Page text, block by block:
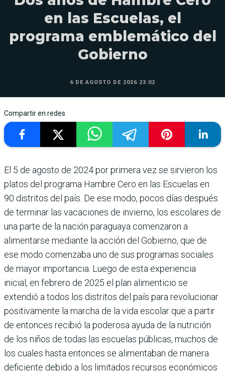
en las Escuelas, el
programa emblemático del
Gobierno
6 DE AGOSTO DE 2026 23:02
Compartir en redes
El 5 de agosto de 2024 por pri­mera vez se sirvieron los
pla­tos del programa Hambre Cero en las Escuelas en
90 distritos del país. De ese modo, pocos días después
de terminar las vacacio­nes de invierno, los escolares de
una parte de la nación paraguaya comenza­ron a
alimentarse mediante la acción del Gobierno, que de
ese modo comen­zaba uno de sus programas sociales
de mayor importancia. Luego de esta experiencia
inicial, en febrero de 2025 el plan alimenticio se
extendió a todos los distritos del país para revolucio­nar
positivamente la marcha de la vida escolar que a partir
de entonces recibió la poderosa ayuda de la nutrición
de los niños de todas las escuelas públicas, muchos de
los cuales hasta entonces se alimentaban de manera
deficiente debido a los limitados recursos econó­micos